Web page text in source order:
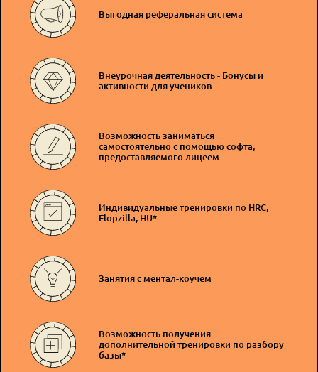
Выгодная реферальная система
Внеурочная деятельность - Бонусы и
активности для учеников
Возможность заниматься
самостоятельно с помощью софта,
предоставляемого лицеем
Индивидуальные тренировки по HRC,
Flopzilla, HU*
Занятия с ментал-коучем
Возможность получения
дополнительной тренировки по разбору
базы*